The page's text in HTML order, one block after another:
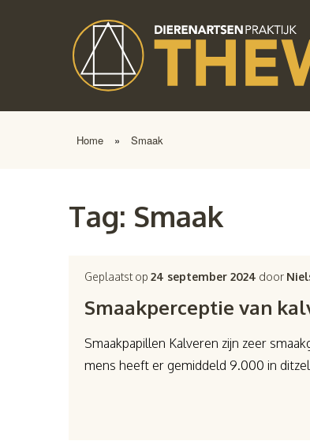
Home » Smaak
Tag: Smaak
Geplaatst op24 september 2024 door
Smaakperceptie van
Smaakpapillen Kalveren zijn zeer
mens heeft er gemiddeld 9.000 in